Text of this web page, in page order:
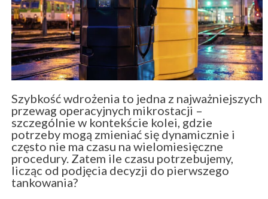
Szybkość wdrożenia to jedna z najważniejszych
przewag operacyjnych mikrostacji –
szczególnie w kontekście kolei, gdzie
potrzeby mogą zmieniać się dynamicznie i
często nie ma czasu na wielomiesięczne
procedury. Zatem ile czasu potrzebujemy,
licząc od podjęcia decyzji do pierwszego
tankowania?